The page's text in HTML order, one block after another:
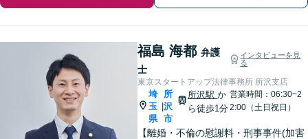
福島 海都 弁護
士
インタビューを見
る
東京スタートアップ法律事務所 所沢支店
埼
玉
県
|
所
沢
市
所沢駅か
ら徒歩1分
営業時間：06:30~2
2:00（土日祝日）
【離婚・不倫の慰謝料・刑事事件(加害